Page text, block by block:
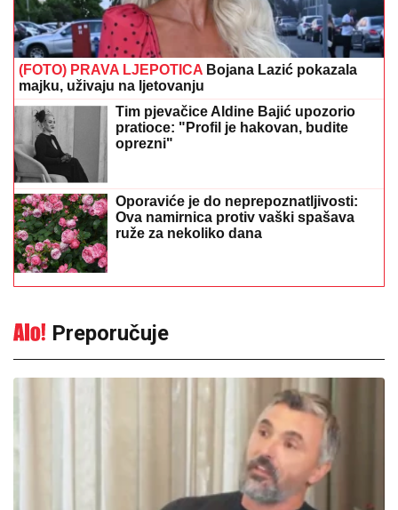
(FOTO) PRAVA LJEPOTICA Bojana Lazić pokazala
majku, uživaju na ljetovanju
Tim pjevačice Aldine Bajić upozorio
pratioce: "Profil je hakovan, budite
oprezni"
Oporaviće je do neprepoznatljivosti:
Ova namirnica protiv vaški spašava
ruže za nekoliko dana
Preporučuje